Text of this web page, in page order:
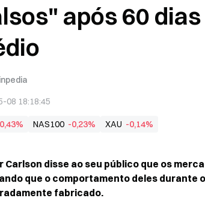
após 60
08 18:18:45
NAS100 -0,23% XAU -0,14%
Carlson disse ao seu público que os
que o comportamento deles durante
fabricado.